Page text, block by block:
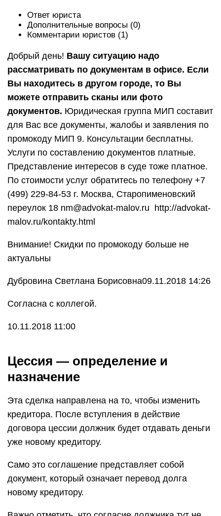
Ответ юриста
Дополнительные вопросы (0)
Комментарии юристов (1)
Добрый день! Вашу ситуацию надо
рассматривать по документам в офисе. Если
Вы находитесь в другом городе, то Вы
можете отправить сканы или фото
документов. Юридическая группа МИП составит
для Вас все документы, жалобы и заявления по
промокоду МИП 9. Консультации бесплатны.
Услуги по составлению документов платные.
Представление интересов в суде тоже платное.
По стоимости услуг обратитесь по телефону +7
(499) 229-84-53 г. Москва, Старопименовский
переулок 18 nm@advokat-malov.ru http://advokat-
malov.ru/kontakty.html
Внимание! Скидки по промокоду больше не
актуальны
Дубровина Светлана Борисовна09.11.2018 14:26
Согласна с коллегой.
10.11.2018 11:00
Цессия — определение и
назначение
Эта сделка направлена на то, чтобы изменить
кредитора. После вступления в действие
договора цессии должник будет отдавать деньги
уже новому кредитору.
Само это соглашение представляет собой
документ, который означает перевод долга
новому кредитору.